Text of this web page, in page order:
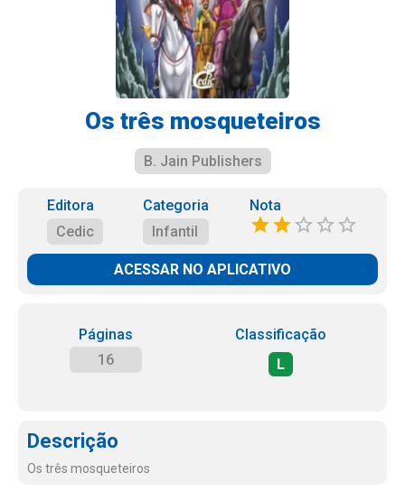
Os três mosqueteiros
B. Jain Publishers
Editora
Cedic
Categoria
Infantil
Nota
ACESSAR NO APLICATIVO
Páginas
16
Classificação
L
Descrição
Os três mosqueteiros